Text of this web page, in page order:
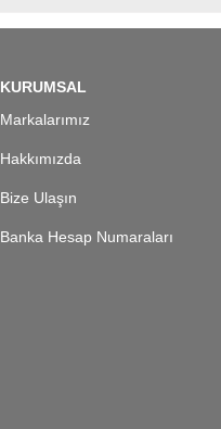
KURUMSAL
Markalarımız
Hakkımızda
Bize Ulaşın
Banka Hesap Numaraları